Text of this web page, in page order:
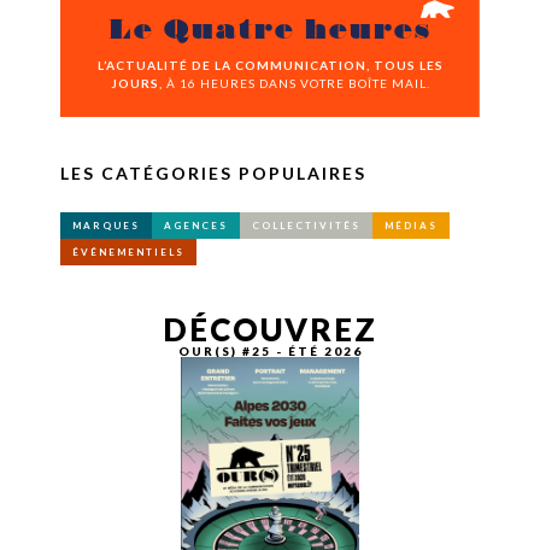
Le Quatre heures
L’ACTUALITÉ DE LA COMMUNICATION, TOUS LES
JOURS,
À 16 HEURES DANS VOTRE BOÎTE MAIL.
LES CATÉGORIES POPULAIRES
MARQUES AGENCES COLLECTIVITÉS MÉDIAS
ÉVÉNEMENTIELS
DÉCOUVREZ
OUR(S) #25 - ÉTÉ 2026